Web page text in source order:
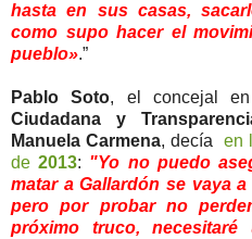
hasta en sus casas,
como supo hacer el
pueblo».”
Pablo Soto, el concejal
Ciudadana y
Manuela Carmena, decía en
de2013: "Yo no puedo
matar a Gallardón se vaya
pero por probar no
próximo truco,